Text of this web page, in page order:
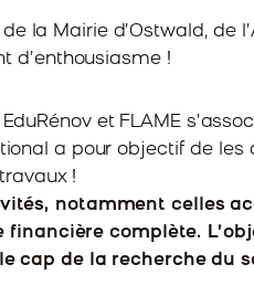
la Mairie d’Ostwald, de
d’enthousiasme !
et FLAME
a pour objectif de
!
notamment celles
complète.
cap de la recherche du